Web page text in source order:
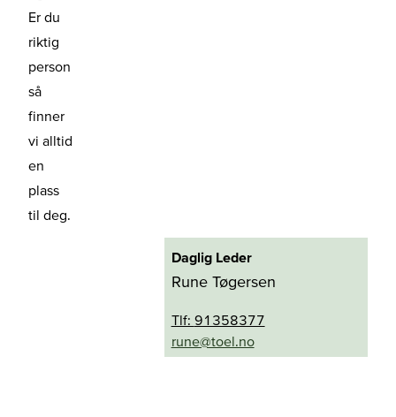
Er du
riktig
person
så
finner
vi alltid
en
plass
til deg.
Daglig Leder
Rune Tøgersen
Tlf: 91358377
on.leot@enur